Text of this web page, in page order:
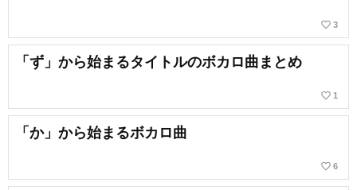
favorite_border 3
「ず」から始まるタイトルのボカロ曲まとめ
favorite_border 1
「か」から始まるボカロ曲
favorite_border 6